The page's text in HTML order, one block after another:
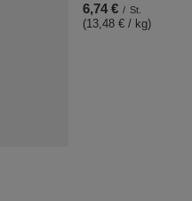
6,74 € / St.
(13,48 € / kg)